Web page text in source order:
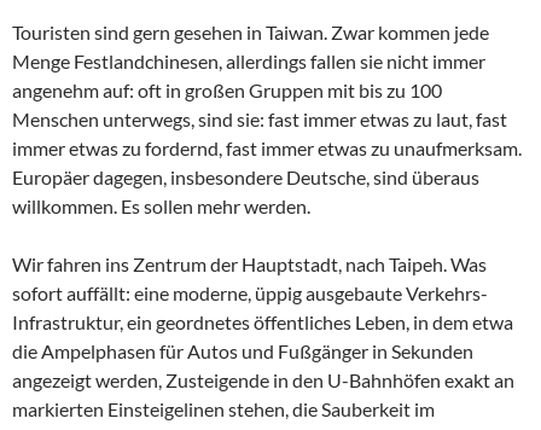
Touristen sind gern gesehen in Taiwan. Zwar kommen jede
Menge Festlandchinesen, allerdings fallen sie nicht immer
angenehm auf: oft in großen Gruppen mit bis zu 100
Menschen unterwegs, sind sie: fast immer etwas zu laut, fast
immer etwas zu fordernd, fast immer etwas zu unaufmerksam.
Europäer dagegen, insbesondere Deutsche, sind überaus
willkommen. Es sollen mehr werden.
Wir fahren ins Zentrum der Hauptstadt, nach Taipeh. Was
sofort auffällt: eine moderne, üppig ausgebaute Verkehrs-
Infrastruktur, ein geordnetes öffentliches Leben, in dem etwa
die Ampelphasen für Autos und Fußgänger in Sekunden
angezeigt werden, Zusteigende in den U-Bahnhöfen exakt an
markierten Einsteigelinen stehen, die Sauberkeit im